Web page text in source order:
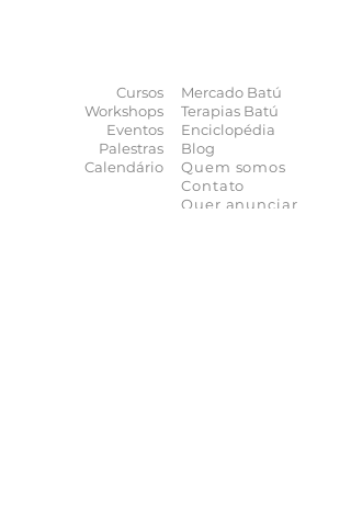
Cursos
Workshops
Eventos
Palestras
Calendário
Mercado Batú
Terapias Batú
Enciclopédia
Blog
Quem somos
Contato
Quer anunciar